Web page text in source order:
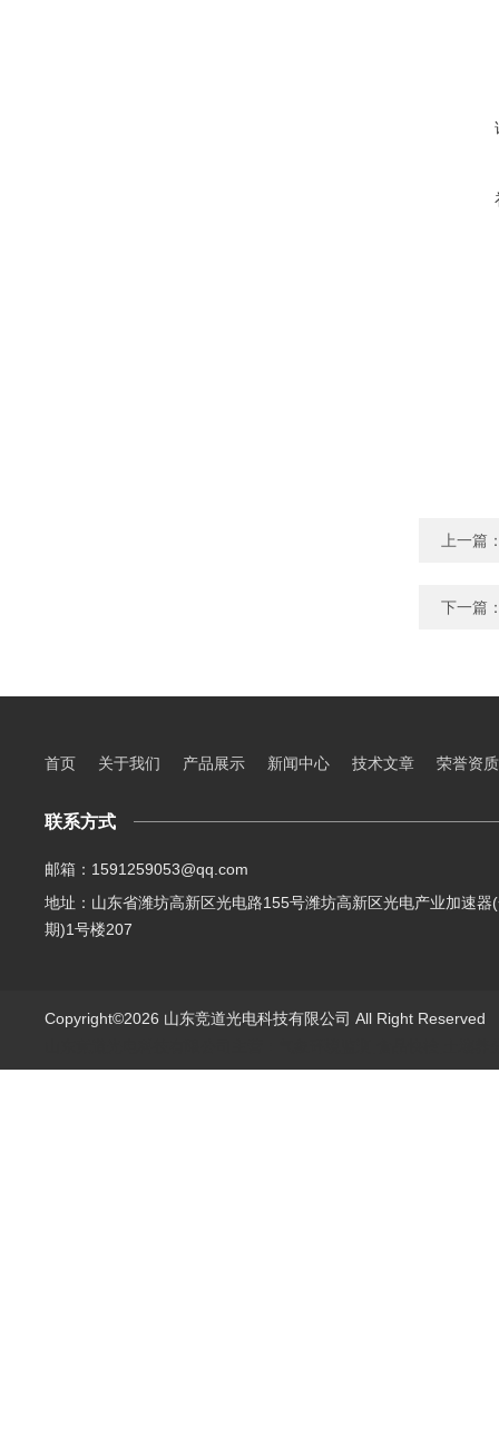
上一篇
下一篇
首页 关于我们 产品展示 新闻中心 技术文章 荣誉资质
联系方式
邮箱：1591259053@qq.com
地址：山东省潍坊高新区光电路155号潍坊高新区光电产业加速器
期)1号楼207
Copyright©2026 山东竞道光电科技有限公司 All Right